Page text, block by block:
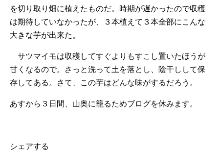
を切り取り畑に植えたものだ。時期が遅かったので収穫
は期待していなかったが、３本植えて３本全部にこんな
大きな芋が出来た。
サツマイモは収穫してすぐよりもすこし置いたほうが
甘くなるので。さっと洗って土を落とし、陰干しして保
存してある。さて、この芋はどんな味がするだろう。
あすから３日間、山奥に籠るためブログを休みます。
シェアする